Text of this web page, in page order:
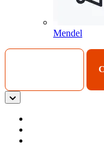
Mendel